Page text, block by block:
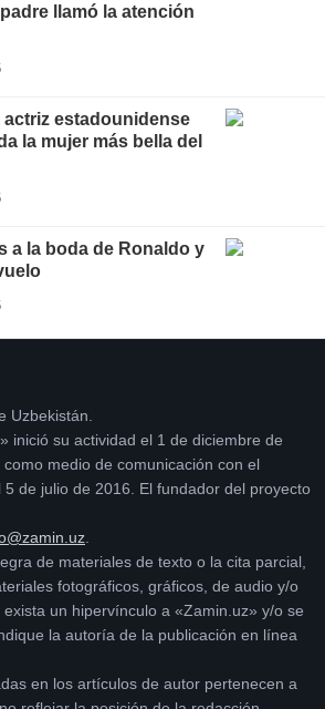
llamó la atención
actriz estadounidense
la mujer más bella del
a la boda de Ronaldo y
Uzbekistán.
inició su actividad el 1 de diciembre de
medio de comunicación con el
5 de julio de 2016. El fundador del proyecto
de materiales de texto o la cita parcial,
fotográficos, gráficos, de audio y/o
un hipervínculo a «Zamin.uz» y/o se
la autoría de la publicación en línea
en los artículos de autor pertenecen a